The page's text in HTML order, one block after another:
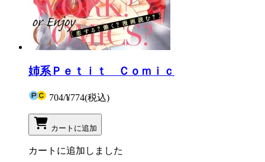
姉系Ｐｅｔｉｔ Ｃｏｍｉｃ
704/¥774(税込)
カートに追加
カートに追加しました